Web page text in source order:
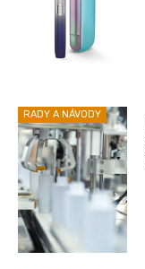
RADY A NÁVODY